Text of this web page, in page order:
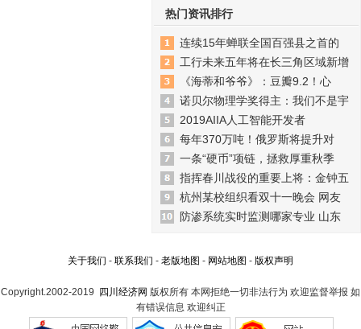
热门资讯排行
连续15年蝉联全国百强县之首的
工行未来五年将在长三角区域新增
《海蒂和爷爷》：豆瓣9.2！心
诺贝尔物理学奖得主：我们不是宇
2019AIIA人工智能开发者
每年370万吨！俄罗斯将提升对
一条“硬币”项链，拯救厚重秋季
指挥春川战役的重要上将：金钟五
杭州某校组织看双十一晚会 网友
防渗系统实时监测哪家专业 山东
关于我们 - 联系我们 - 老版地图 - 网站地图 - 版权声明
Copyright.2002-2019 四川经济网 版权所有 本网拒绝一切非法行为 欢迎监督举报 如
有错误信息 欢迎纠正